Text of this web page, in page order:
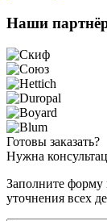
Наши
Готовы заказать?
Нужна
Заполните
уточнения всех